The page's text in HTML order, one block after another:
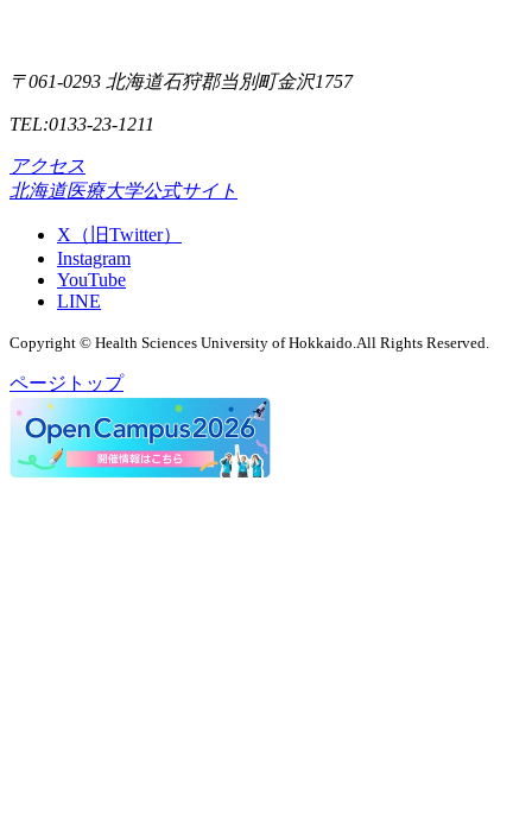
〒061-0293 北海道石狩郡当別町金沢1757
TEL:0133-23-1211
アクセス
北海道医療大学公式サイト
X（旧Twitter）
Instagram
YouTube
LINE
Copyright © Health Sciences University of Hokkaido.All Rights Reserved.
ページトップ